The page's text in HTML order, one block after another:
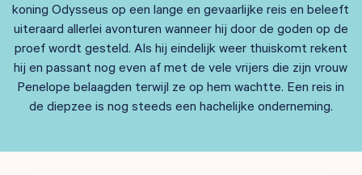
koning Odysseus op een lange en gevaarlijke reis en beleeft
uiteraard allerlei avonturen wanneer hij door de goden op de
proef wordt gesteld. Als hij eindelijk weer thuiskomt rekent
hij en passant nog even af met de vele vrijers die zijn vrouw
Penelope belaagden terwijl ze op hem wachtte. Een reis in
de diepzee is nog steeds een hachelijke onderneming.